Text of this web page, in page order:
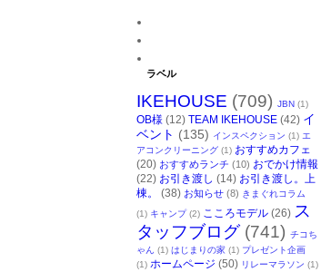
ラベル
IKEHOUSE (709) JBN (1)
OB様 (12) TEAM IKEHOUSE (42) イ
ベント (135) インスペクション (1) エ
アコンクリーニング (1) おすすめカフェ
(20) おすすめランチ (10) おでかけ情報
(22) お引き渡し (14) お引き渡し。上
棟。
(38) お知らせ (8) きまぐれコラム
(1) キャンプ (2) こころモデル (26) ス
タッフブログ (741) チコち
ゃん
(1) はじまりの家 (1) プレゼント企画
(1) ホームページ (50) リレーマラソン (1)